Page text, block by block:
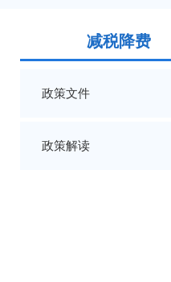
减税降费
政策文件
政策解读